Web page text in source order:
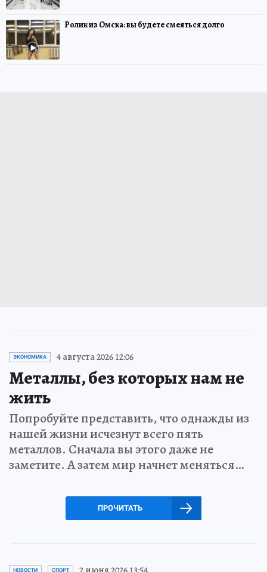
Ролик из Омска: вы будете смеяться долго
ЭКОНОМИКА 4 августа 2026 12:06
Металлы, без которых нам не
жить
Попробуйте представить, что однажды из
нашей жизни исчезнут всего пять
металлов. Сначала вы этого даже не
заметите. А затем мир начнет меняться…
ПРОЧИТАТЬ
НОВОСТИ СПОРТ